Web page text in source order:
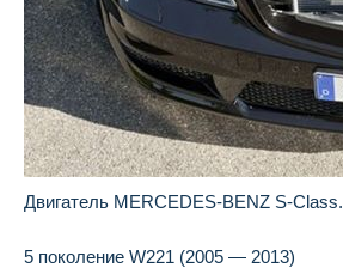
Двигатель MERCEDES-BENZ S-Class.
5 поколение W221 (2005 — 2013)